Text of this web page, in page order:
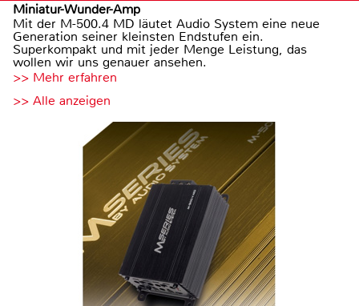
Miniatur-Wunder-Amp
Mit der M-500.4 MD läutet Audio System eine neue
Generation seiner kleinsten Endstufen ein.
Superkompakt und mit jeder Menge Leistung, das
wollen wir uns genauer ansehen.
>> Mehr erfahren
>> Alle anzeigen